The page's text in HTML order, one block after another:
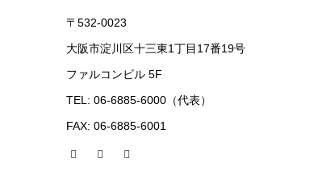
〒532-0023
大阪市淀川区十三東1丁目17番19号
ファルコンビル 5F
TEL: 06-6885-6000（代表）
FAX: 06-6885-6001